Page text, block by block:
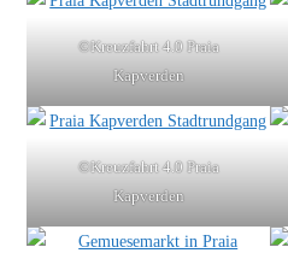
©Kreuzfahrt 4.0 Praia
Kapverden
©Kreuzfahrt 4.0 Praia
Kapverden